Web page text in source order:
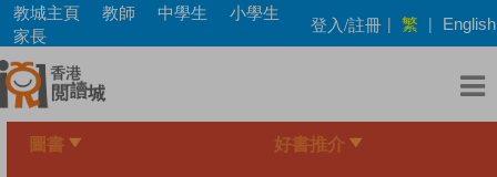
Skip
main
content
教城主頁 教師 中學生
小學生
家長
登入/註冊 | 繁 | English
圖書 好書推介